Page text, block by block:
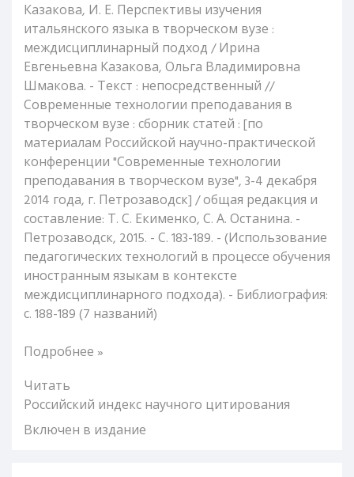
Казакова, И. Е. Перспективы изучения
итальянского языка в творческом вузе :
междисциплинарный подход / Ирина
Евгеньевна Казакова, Ольга Владимировна
Шмакова. - Текст : непосредственный //
Современные технологии преподавания в
творческом вузе : сборник статей : [по
материалам Российской научно-практической
конференции "Современные технологии
преподавания в творческом вузе", 3-4 декабря
2014 года, г. Петрозаводск] / общая редакция и
составление: Т. С. Екименко, С. А. Останина. -
Петрозаводск, 2015. - С. 183-189. - (Использование
педагогических технологий в процессе обучения
иностранным языкам в контексте
междисциплинарного подхода). - Библиография:
с. 188-189 (7 названий)
Подробнее »
Читать
Российский индекс научного цитирования
Включен в издание